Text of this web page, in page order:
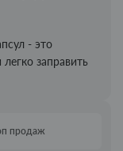
- это
заправить
продаж